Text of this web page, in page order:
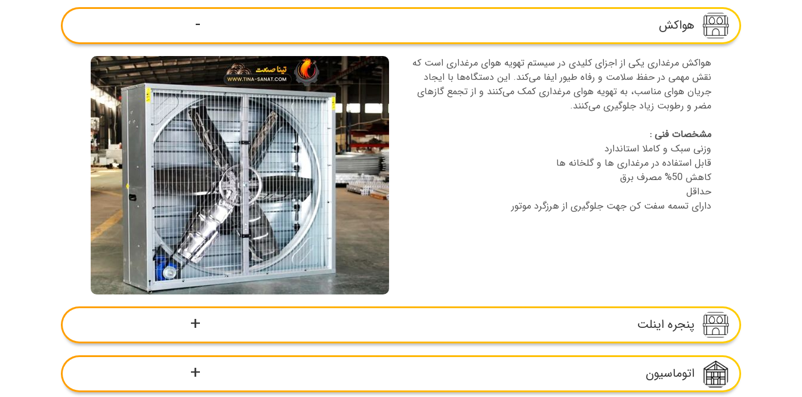
هواکش
هواکش مرغداری یکی از اجزای کلیدی در سیستم تهویه هوای مرغداری است که
نقش مهمی در حفظ سلامت و رفاه طیور ایفا می‌کند. این دستگاه‌ها با ایجاد
جریان هوای مناسب، به تهویه هوای مرغداری کمک می‌کنند و از تجمع گازهای
مضر و رطوبت زیاد جلوگیری می‌کنند.
مشخصات فنی :
وزنی سبک و کاملا استاندارد
قابل استفاده در مرغداری ها و گلخانه ها
کاهش 50% مصرف برق
حداقل
دارای تسمه سفت کن جهت جلوگیری از هرزگرد موتور
پنجره اینلت
پنجره اینلت مرغداری، یکی از اجزای مهم سیستم تهویه مرغداری به شمار می‌رود
که نقش حیاتی در تهویه هوای مرغداری ایفا می‌کند. این پنجره‌ها به عنوان ورودی
هوای تازه به سالن‌های پرورش مرغ عمل کرده و در کنار دیگر اجزای سیستم تهویه،
اتوماسیون